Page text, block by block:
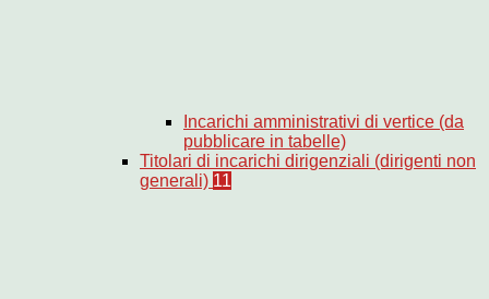
Incarichi amministrativi di vertice (da
pubblicare in tabelle)
Titolari di incarichi dirigenziali (dirigenti non
generali) 11